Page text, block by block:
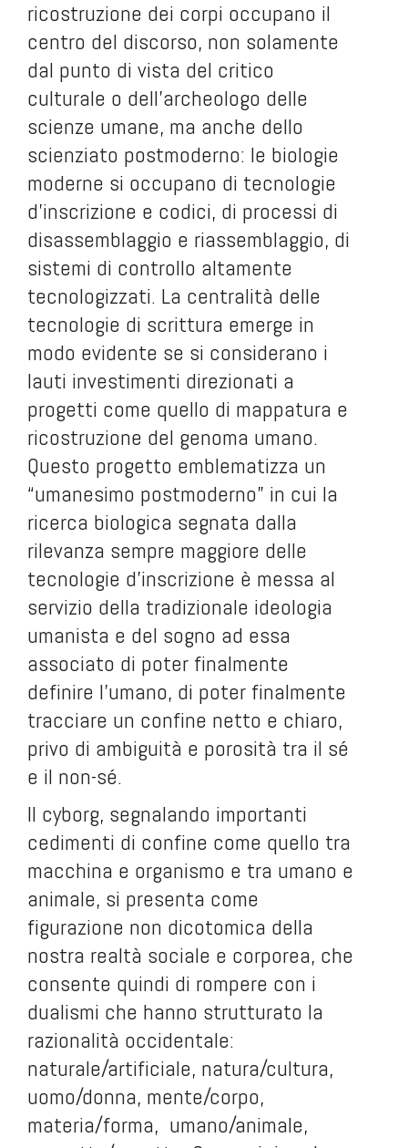
ricostruzione dei corpi occupano il
centro del discorso, non solamente
dal punto di vista del critico
culturale o dell’archeologo delle
scienze umane, ma anche dello
scienziato postmoderno: le biologie
moderne si occupano di tecnologie
d’inscrizione e codici, di processi di
disassemblaggio e riassemblaggio, di
sistemi di controllo altamente
tecnologizzati. La centralità delle
tecnologie di scrittura emerge in
modo evidente se si considerano i
lauti investimenti direzionati a
progetti come quello di mappatura e
ricostruzione del genoma umano.
Questo progetto emblematizza un
“umanesimo postmoderno” in cui la
ricerca biologica segnata dalla
rilevanza sempre maggiore delle
tecnologie d’inscrizione è messa al
servizio della tradizionale ideologia
umanista e del sogno ad essa
associato di poter finalmente
definire l’umano, di poter finalmente
tracciare un confine netto e chiaro,
privo di ambiguità e porosità tra il sé
e il non-sé.
Il cyborg, segnalando importanti
cedimenti di confine come quello tra
macchina e organismo e tra umano e
animale, si presenta come
figurazione non dicotomica della
nostra realtà sociale e corporea, che
consente quindi di rompere con i
dualismi che hanno strutturato la
razionalità occidentale:
naturale/artificiale, natura/cultura,
uomo/donna, mente/corpo,
materia/forma, umano/animale,